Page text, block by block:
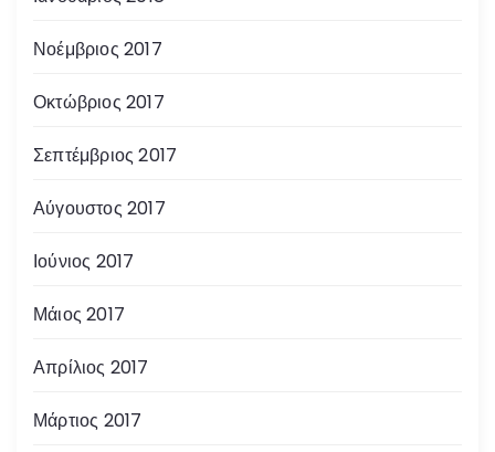
Νοέμβριος 2017
Οκτώβριος 2017
Σεπτέμβριος 2017
Αύγουστος 2017
Ιούνιος 2017
Μάιος 2017
Απρίλιος 2017
Μάρτιος 2017